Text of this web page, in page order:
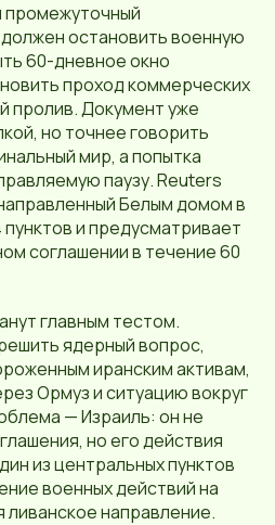
остановить военную
60-дневное окно
проход коммерческих
пролив. Документ уже
но точнее говорить
мир, а попытка
паузу. Reuters
Белым домом в
и предусматривает
соглашении в течение 60
главным тестом.
ядерный вопрос,
иранским активам,
Ормуз и ситуацию вокруг
— Израиль: он не
но его действия
из центральных пунктов
военных действий на
направление.